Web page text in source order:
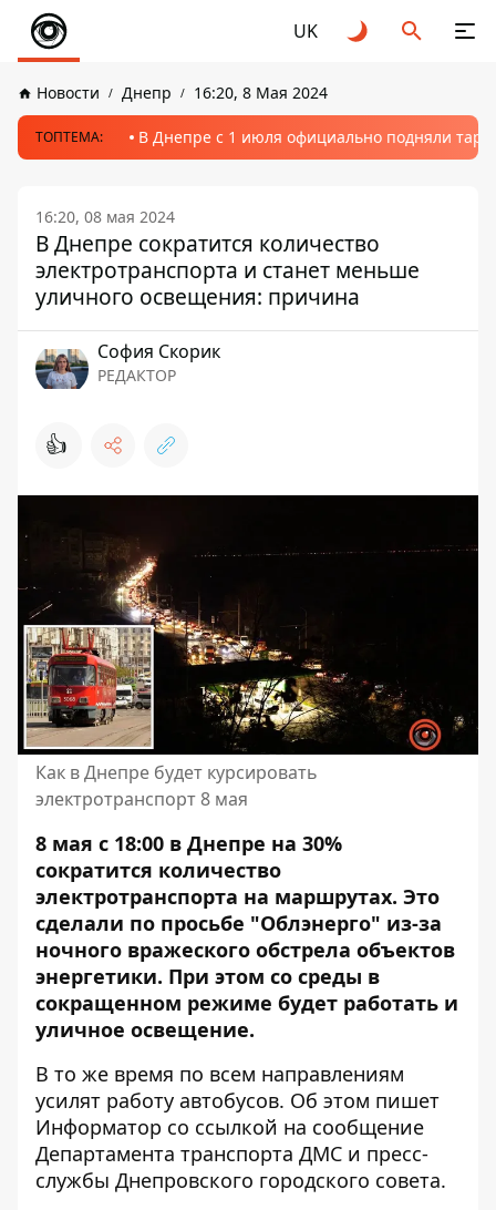
UK
Новости Днепр 16:20, 8 Мая 2024
ТОПТЕМА: В Днепре с 1 июля официально подняли
16:20, 08 мая 2024
В Днепре сократится количество
электротранспорта и станет меньше
уличного освещения: причина
София Скорик
РЕДАКТОР
👍
Как в Днепре будет курсировать
электротранспорт 8 мая
8 мая с 18:00 в Днепре на 30%
сократится количество
электротранспорта на маршрутах. Это
сделали по просьбе "Облэнерго" из-за
ночного вражеского обстрела объектов
энергетики. При этом со среды в
сокращенном режиме будет работать и
уличное освещение.
В то же время по всем направлениям
усилят работу автобусов. Об этом пишет
Информатор со ссылкой на сообщение
Департамента транспорта ДМС и пресс-
службы Днепровского городского совета.